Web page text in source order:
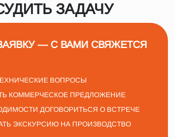
ЗАДАЧУ
— С ВАМИ СВЯЖЕТСЯ
ВОПРОСЫ
КОММЕРЧЕСКОЕ ПРЕДЛОЖЕНИЕ
ДОГОВОРИТЬСЯ О ВСТРЕЧЕ
ЭКСКУРСИЮ НА ПРОИЗВОДСТВО